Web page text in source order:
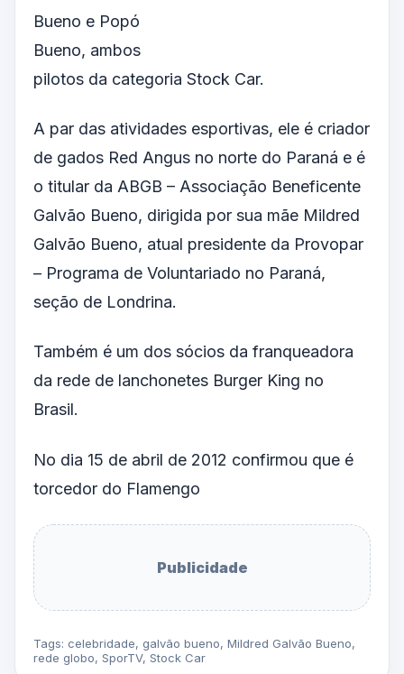
Bueno e Popó
Bueno, ambos
pilotos da categoria Stock Car.
A par das atividades esportivas, ele é criador
de gados Red Angus no norte do Paraná e é
o titular da ABGB – Associação Beneficente
Galvão Bueno, dirigida por sua mãe Mildred
Galvão Bueno, atual presidente da Provopar
– Programa de Voluntariado no Paraná,
seção de Londrina.
Também é um dos sócios da franqueadora
da rede de lanchonetes Burger King no
Brasil.
No dia 15 de abril de 2012 confirmou que é
torcedor do Flamengo
Publicidade
Tags: celebridade, galvão bueno, Mildred Galvão Bueno,
rede globo, SporTV, Stock Car